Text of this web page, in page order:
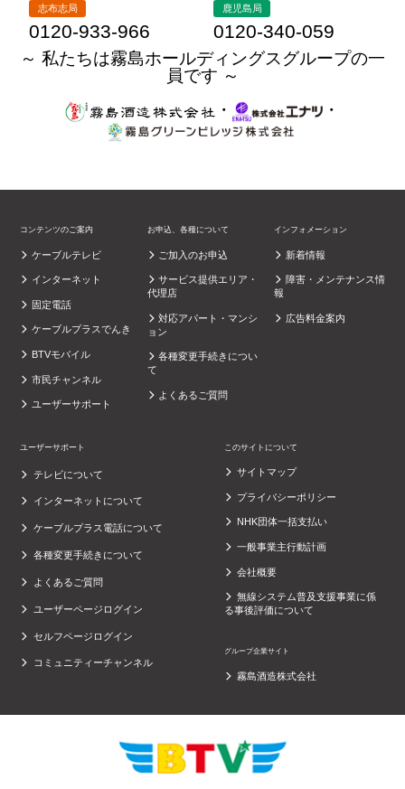
志布志局
0120-933-966
鹿児島局
0120-340-059
～ 私たちは霧島ホールディングスグループの一
員です ～
・
・
コンテンツのご案内
ケーブルテレビ
インターネット
固定電話
ケーブルプラスでんき
BTVモバイル
市民チャンネル
ユーザーサポート
お申込、各種について
ご加入のお申込
サービス提供エリア・
代理店
対応アパート・マンシ
ョン
各種変更手続きについ
て
よくあるご質問
インフォメーション
新着情報
障害・メンテナンス情
報
広告料金案内
ユーザーサポート
テレビについて
インターネットについて
ケーブルプラス電話について
各種変更手続きについて
よくあるご質問
ユーザーページログイン
セルフページログイン
コミュニティーチャンネル
このサイトについて
サイトマップ
プライバシーポリシー
NHK団体一括支払い
一般事業主行動計画
会社概要
無線システム普及支援事業に係
る事後評価について
グループ企業サイト
霧島酒造株式会社